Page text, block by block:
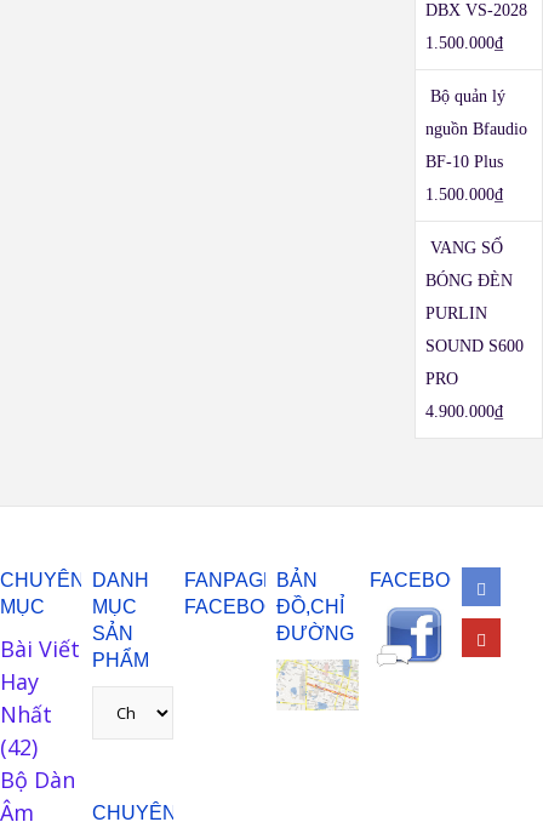
DBX VS-2028
1.500.000₫
Bộ quản lý
nguồn Bfaudio
BF-10 Plus
1.500.000₫
VANG SỐ
BÓNG ĐÈN
PURLIN
SOUND S600
PRO
4.900.000₫
CHUYÊN
MỤC
Bài Viết
Hay
Nhất
(42)
Bộ Dàn
Âm
DANH
MỤC
SẢN
PHẨM
CHUYÊN
FANPAGE
FACEBOOK
BẢN
ĐỒ,CHỈ
ĐƯỜNG
FACEBOOK